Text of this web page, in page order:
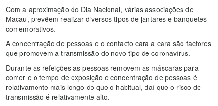
Com a aproximação do Dia Nacional, várias associações de
Macau, prevêem realizar diversos tipos de jantares e banquetes
comemorativos.
A concentração de pessoas e o contacto cara a cara são factores
que promovem a transmissão do novo tipo de coronavírus.
Durante as refeições as pessoas removem as máscaras para
comer e o tempo de exposição e concentração de pessoas é
relativamente mais longo do que o habitual, daí que o risco de
transmissão é relativamente alto.